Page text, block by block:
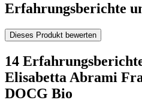
Erfahrungsberichte
Dieses Produkt bewerten
14
Elisabetta Abrami
DOCG Bio